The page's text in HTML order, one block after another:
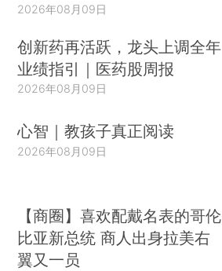
2026年08月09日
创新药再活跃，龙头上调全年
业绩指引｜医药股周报
2026年08月09日
心智｜教孩子真正阅读
2026年08月09日
【商圈】喜欢配戴名表的哥伦
比亚新总统 商人出身拉美右
翼又一员